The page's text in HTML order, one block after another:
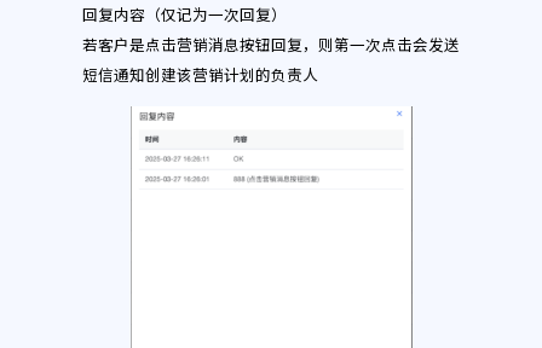
回复内容（仅记为一次回复）
若客户是点击营销消息按钮回复，则第一次点击会发送
短信通知创建该营销计划的负责人